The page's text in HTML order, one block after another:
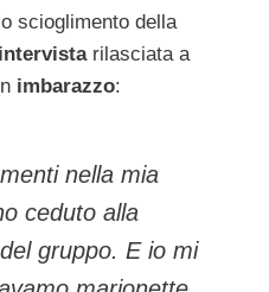
scioglimento della
rilasciata a
imbarazzo:
nella mia
ceduto alla
gruppo. E io mi